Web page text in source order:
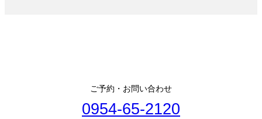
ご予約・お問い合わせ
0954-65-2120